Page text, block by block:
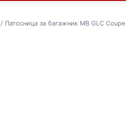
/ Патосница за багажник MB GLC